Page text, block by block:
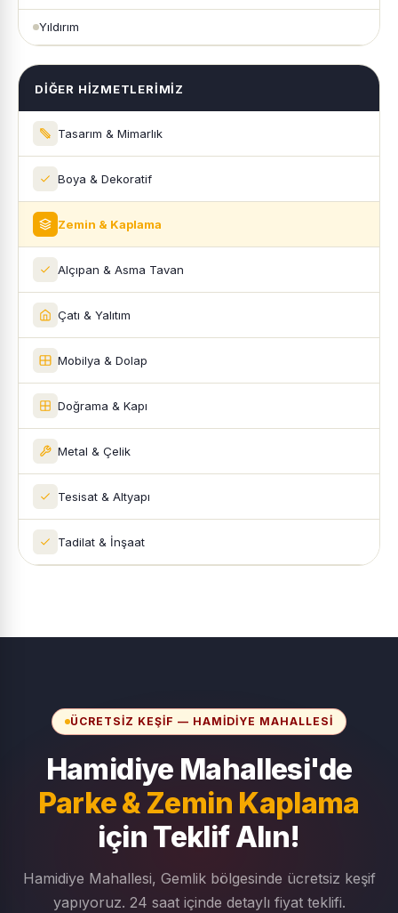
Yıldırım
DIĞER HIZMETLERIMIZ
Tasarım & Mimarlık
Boya & Dekoratif
Zemin & Kaplama
Alçıpan & Asma Tavan
Çatı & Yalıtım
Mobilya & Dolap
Doğrama & Kapı
Metal & Çelik
Tesisat & Altyapı
Tadilat & İnşaat
ÜCRETSIZ KEŞIF — HAMIDIYE MAHALLESI
Hamidiye Mahallesi'de
Parke & Zemin Kaplama
için Teklif Alın!
Hamidiye Mahallesi, Gemlik bölgesinde ücretsiz keşif
yapıyoruz. 24 saat içinde detaylı fiyat teklifi.